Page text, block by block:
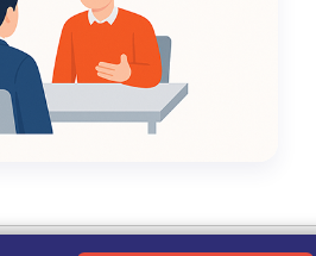
Kebijakan Privasi|Tentang Kami|